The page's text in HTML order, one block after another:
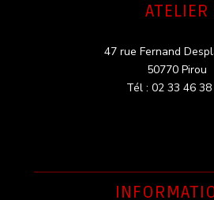
ATELIER
47 rue Fernand
50770 Pirou
Tél : 02 33 46